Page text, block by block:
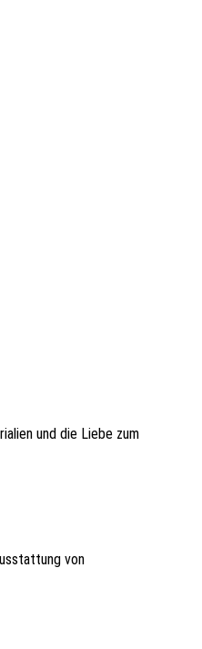
und die Liebe zum
von